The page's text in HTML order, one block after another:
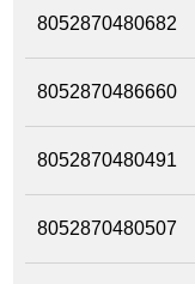
8052870480682
8052870486660
8052870480491
8052870480507